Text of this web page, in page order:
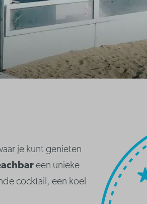
je kunt genieten
een unieke
cocktail, een koel